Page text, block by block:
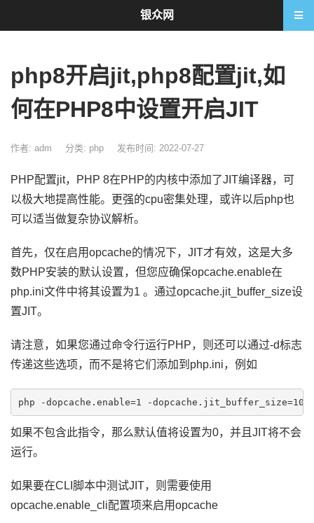
php8开启jit,php8配置jit,如
何在PHP8中设置开启JIT
作者: adm 分类: php 发布时间: 2022-07-27
PHP配置jit，PHP 8在PHP的内核中添加了JIT编译器，可
以极大地提高性能。更强的cpu密集处理，或许以后php也
可以适当做复杂协议解析。
首先，仅在启用opcache的情况下，JIT才有效，这是大多
数PHP安装的默认设置，但您应确保opcache.enable在
php.ini文件中将其设置为1 。通过opcache.jit_buffer_size设
置JIT。
请注意，如果您通过命令行运行PHP，则还可以通过-d标志
传递这些选项，而不是将它们添加到php.ini，例如
如果不包含此指令，那么默认值将设置为0，并且JIT将不会
运行。
如果要在CLI脚本中测试JIT，则需要使用
opcache.enable_cli配置项来启用opcache
银众网